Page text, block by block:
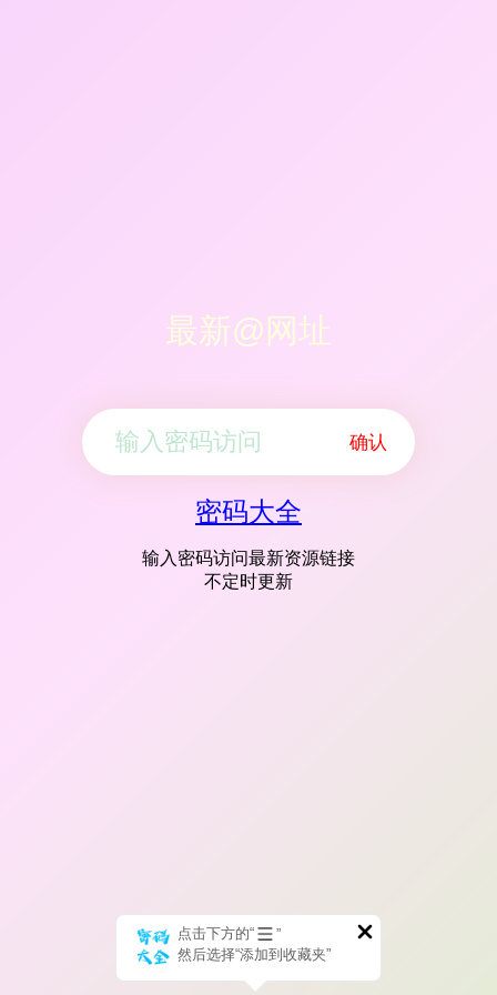
最新@网址
确认
密码大全
输入密码访问最新资源链接
不定时更新
点击下方的“
”
然后选择“添加到收藏夹”